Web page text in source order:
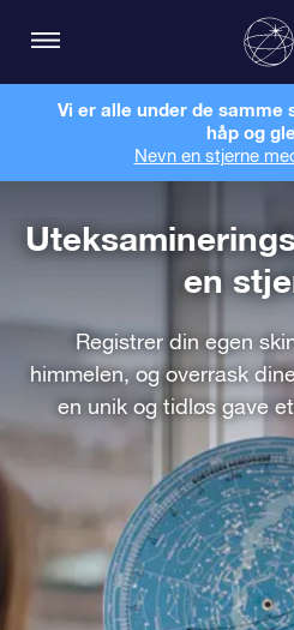
Vi er alle under de samme
håp og
Nevn en stjerne
en
Registrer din egen
himmelen, og overrask
en unik og tidløs gave